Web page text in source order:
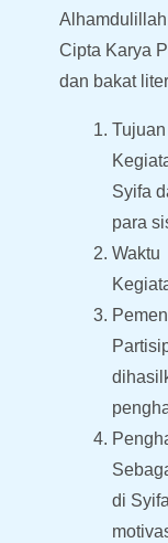
Cipta Karya
dan bakat
Syifa
para
di